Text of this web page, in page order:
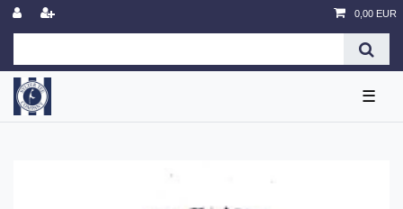
0,00 EUR
☰